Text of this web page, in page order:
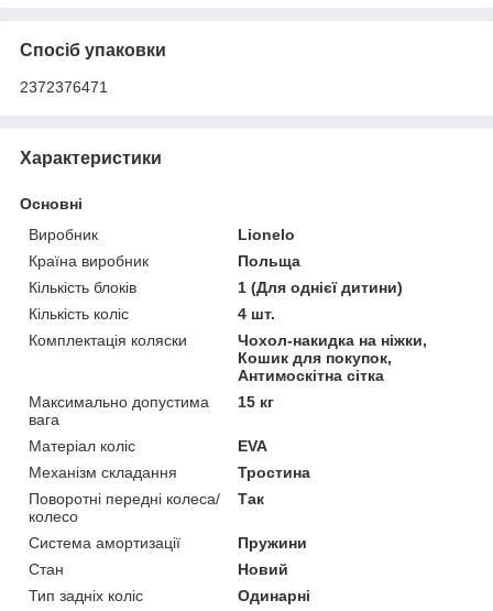
Спосіб упаковки
2372376471
Характеристики
Основні
Виробник
Lionelo
Країна виробник
Польща
Кількість блоків
1 (Для однієї дитини)
Кількість коліс
4 шт.
Комплектація коляски
Чохол-накидка на ніжки,
Кошик для покупок,
Антимоскітна сітка
Максимально допустима
вага
15 кг
Матеріал коліс
EVA
Механізм складання
Тростина
Поворотні передні колеса/
колесо
Так
Система амортизації
Пружини
Стан
Новий
Тип задніх коліс
Одинарні